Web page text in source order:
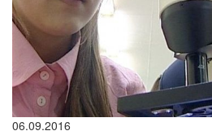
06.09.2016